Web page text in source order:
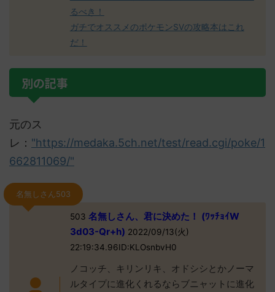
るべき！
ガチでオススメのポケモンSVの攻略本はこれ
だ！
別の記事
元のス
レ： "https://medaka.5ch.net/test/read.cgi/poke/1
662811069/"
名無しさん503
503 名無しさん、君に決めた！ (ﾜｯﾁｮｲW
3d03-Qr+h) 2022/09/13(火)
22:19:34.96ID:KLOsnbvH0
ノコッチ、キリンリキ、オドシシとかノーマ
ルタイプに進化くれるならブニャットに進化